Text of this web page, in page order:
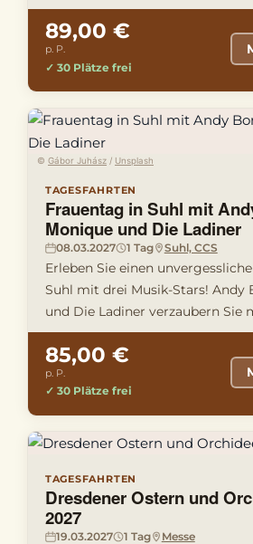
einen Konzertsaal …
89,00 €
p. P.
✓ 30 Plätze frei
© Gábor Juhász / Unsplash
TAGESFAHRTEN
Frauentag in Suhl mit
Monique und Die Ladiner
08.03.2027 1 Tag Suhl, CCS
Erleben Sie einen
Suhl mit drei Musik-Stars! Andy
und Die Ladiner verzaubern Sie
schönsten Hits im CCS. Ein …
85,00 €
p. P.
✓ 30 Plätze frei
TAGESFAHRTEN
Dresdener Ostern und
2027
19.03.2027 1 Tag Messe